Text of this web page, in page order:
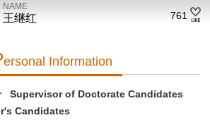
NAME
王继红 761
Ersonal Information
Supervisor of Doctorate Candidates
Candidates